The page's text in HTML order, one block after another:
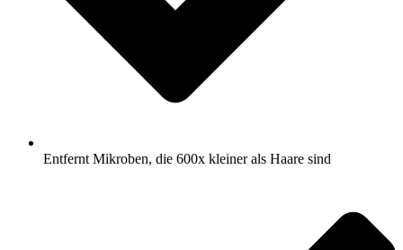
Entfernt Mikroben, die 600x kleiner als Haare sind